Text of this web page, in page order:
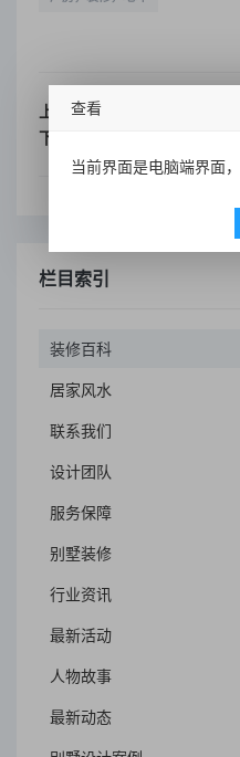
上一篇：室内装修色彩应谨慎
下一篇：
栏目索引
装修百科
居家风水
联系我们
设计团队
服务保障
别墅装修
行业资讯
最新活动
人物故事
最新动态
查看
当前界面是电脑端界面